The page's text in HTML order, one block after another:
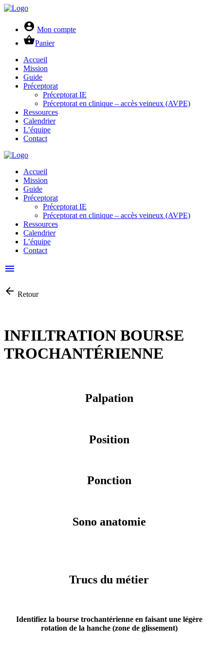
account_circle Mon compte
shopping_basketPanier
Accueil
Mission
Guide
Préceptorat
Préceptorat IE
Préceptorat en clinique – accès veineux (AVPE)
Ressources
Calendrier
L’équipe
Contact
Accueil
Mission
Guide
Préceptorat
Préceptorat IE
Préceptorat en clinique – accès veineux (AVPE)
Ressources
Calendrier
L’équipe
Contact
menu
arrow_back Retour
INFILTRATION BOURSE
TROCHANTÉRIENNE
Palpation
Position
Ponction
Sono anatomie
Trucs du métier
Identifiez la bourse trochantérienne en faisant une légère
rotation de la hanche (zone de glissement)